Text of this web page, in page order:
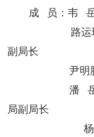
成
员：韦
路运
副局长
尹明
潘
局副局长